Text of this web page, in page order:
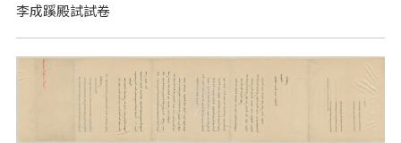
李成蹊殿試試卷